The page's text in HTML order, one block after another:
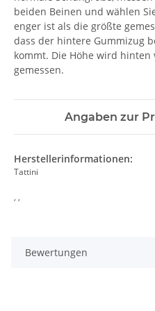
beiden Beinen und wählen
enger ist als die größte
dass der hintere Gummizug
kommt. Die Höhe wird hinten
gemessen.
Angaben zur
Herstellerinformationen:
Tattini
, ,
Bewertungen